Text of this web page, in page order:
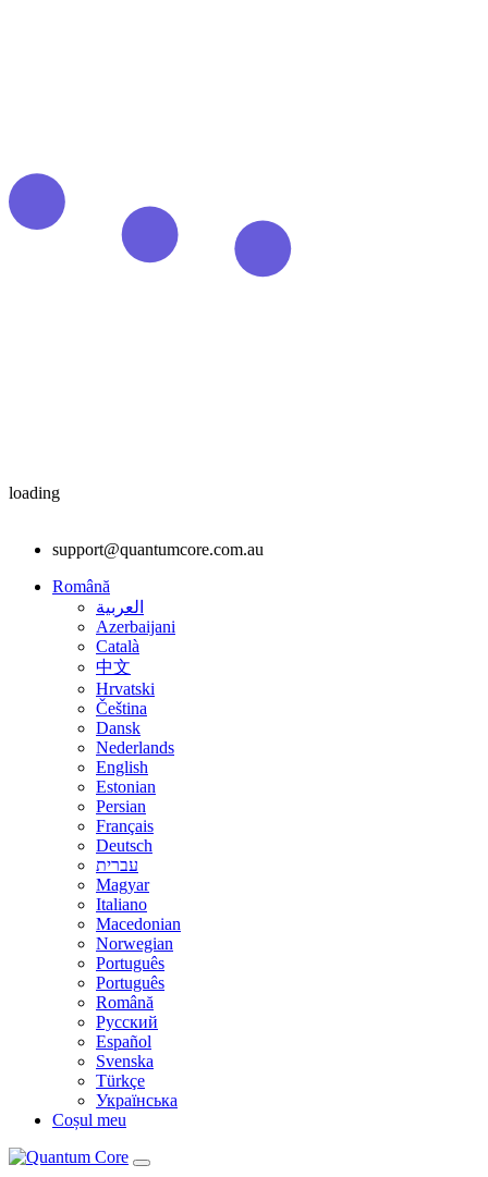
loading
support@quantumcore.com.au
Română
العربية
Azerbaijani
Català
中文
Hrvatski
Čeština
Dansk
Nederlands
English
Estonian
Persian
Français
Deutsch
עברית
Magyar
Italiano
Macedonian
Norwegian
Português
Português
Română
Русский
Español
Svenska
Türkçe
Українська
Coșul meu